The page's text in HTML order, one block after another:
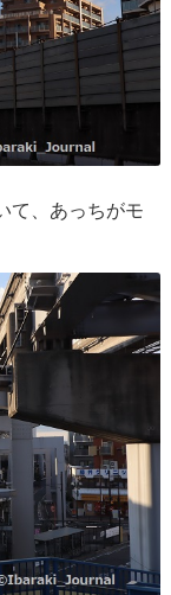
て、あっちがモ